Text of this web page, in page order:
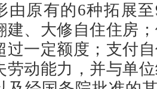
由原有的6种拓展
建、大修自住住房
过一定额度；支付
劳动能力，并与单